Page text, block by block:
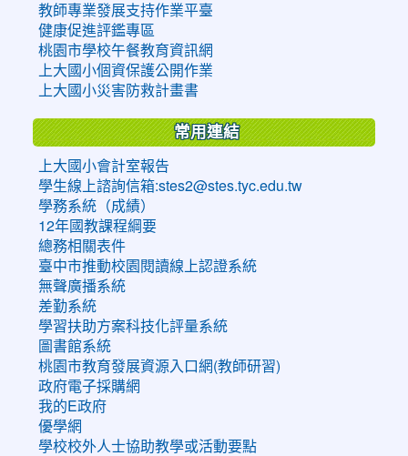
教師專業發展支持作業平臺
健康促進評鑑專區
桃園市學校午餐教育資訊網
上大國小個資保護公開作業
上大國小災害防救計畫書
常用連結
上大國小會計室報告
學生線上諮詢信箱:stes2@stes.tyc.edu.tw
學務系統（成績）
12年國教課程綱要
總務相關表件
臺中市推動校園閱讀線上認證系統
無聲廣播系統
差勤系統
學習扶助方案科技化評量系統
圖書館系統
桃園市教育發展資源入口網(教師研習)
政府電子採購網
我的E政府
優學網
學校校外人士協助教學或活動要點